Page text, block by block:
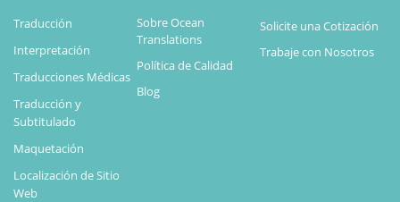
Traducción
Interpretación
Traducciones Médicas
Traducción y
Subtitulado
Maquetación
Localización de Sitio
Web
Sobre Ocean
Translations
Política de Calidad
Blog
Solicite una Cotización
Trabaje con Nosotros